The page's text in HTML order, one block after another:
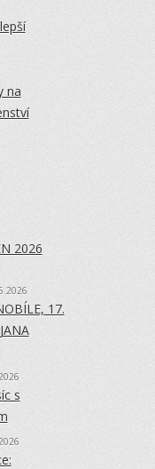
na
2026
17.
s